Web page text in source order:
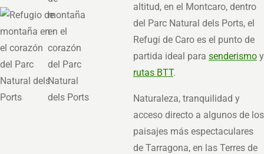
altitud, en el Montcaro, dentro
del Parc Natural dels Ports, el
Refugi de Caro es el punto de
partida ideal para senderismo y
rutas BTT.
Naturaleza, tranquilidad y
acceso directo a algunos de los
paisajes más espectaculares
de Tarragona, en las Terres de